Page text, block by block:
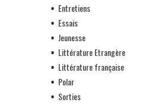
Entretiens
Essais
Jeunesse
Littérature Etrangère
Littérature française
Polar
Sorties